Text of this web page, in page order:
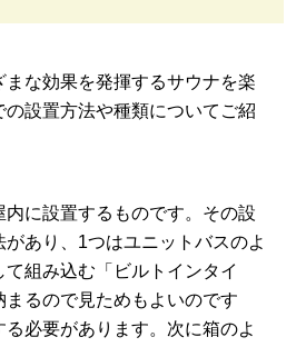
な効果を発揮するサウナを楽
の設置方法や種類についてご紹
に設置するものです。その設
あり、1つはユニットバスのよ
て組み込む「ビルトインタイ
まるので見ためもよいのです
必要があります。次に箱のよ